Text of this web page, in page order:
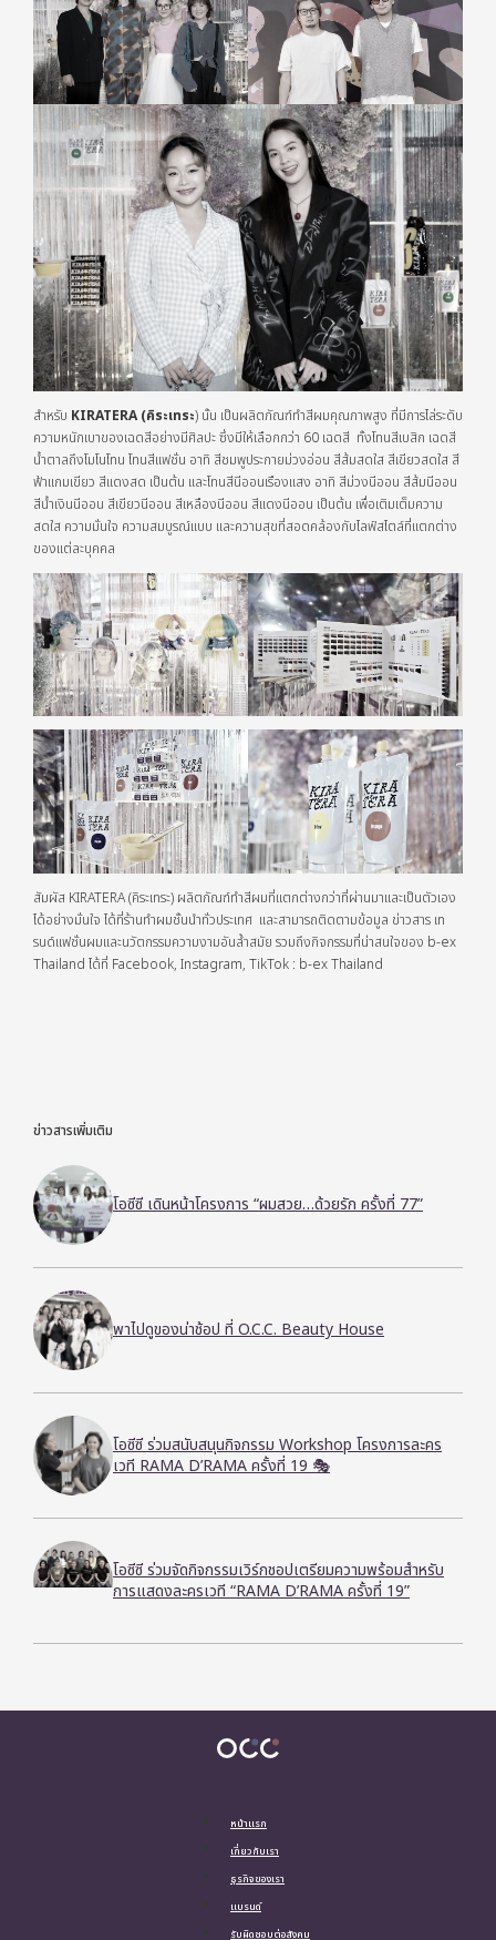
สำหรับ KIRATERA (คิระเทระ) นั้น เป็นผลิตภัณฑ์ทำสีผมคุณภาพสูง ที่มีการไล่ระดับ
ความหนักเบาของเฉดสีอย่างมีศิลปะ ซึ่งมีให้เลือกกว่า 60 เฉดสี ทั้งโทนสีเบสิก เฉดสี
น้ำตาลถึงโมโนโทน โทนสีแฟชั่น อาทิ สีชมพูประกายม่วงอ่อน สีส้มสดใส สีเขียวสดใส สี
ฟ้าแกมเขียว สีแดงสด เป็นต้น และโทนสีนีออนเรืองแสง อาทิ สีม่วงนีออน สีส้มนีออน
สีน้ำเงินนีออน สีเขียวนีออน สีเหลืองนีออน สีแดงนีออน เป็นต้น เพื่อเติมเต็มความ
สดใส ความมั่นใจ ความสมบูรณ์แบบ และความสุขที่สอดคล้องกับไลฟ์สไตล์ที่แตกต่าง
ของแต่ละบุคคล
สัมผัส KIRATERA (คิระเทระ) ผลิตภัณฑ์ทำสีผมที่แตกต่างกว่าที่ผ่านมาและเป็นตัวเอง
ได้อย่างมั่นใจ ได้ที่ร้านทำผมชั้นนำทั่วประเทศ และสามารถติดตามข้อมูล ข่าวสาร เท
รนด์แฟชั่นผมและนวัตกรรมความงามอันล้ำสมัย รวมถึงกิจกรรมที่น่าสนใจของ b-ex
Thailand ได้ที่ Facebook, Instagram, TikTok : b-ex Thailand
ข่าวสารเพิ่มเติม
โอซีซี เดินหน้าโครงการ “ผมสวย…ด้วยรัก ครั้งที่ 77”
พาไปดูของน่าช้อป ที่ O.C.C. Beauty House
โอซีซี ร่วมสนับสนุนกิจกรรม Workshop โครงการละคร
เวที RAMA D’RAMA ครั้งที่ 19 🎭
โอซีซี ร่วมจัดกิจกรรมเวิร์กชอปเตรียมความพร้อมสำหรับ
การแสดงละครเวที “RAMA D’RAMA ครั้งที่ 19”
หน้าแรก
เกี่ยวกับเรา
ธุรกิจของเรา
แบรนด์
รับผิดชอบต่อสังคม